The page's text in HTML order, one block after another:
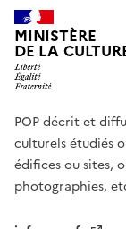
MINISTÈRE
DE LA
POP décrit et
culturels étudiés
édifices ou sites,
photographies,